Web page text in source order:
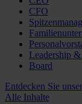
CFO
Leadership
Board
Entdecken Sie
Alle Inhalte